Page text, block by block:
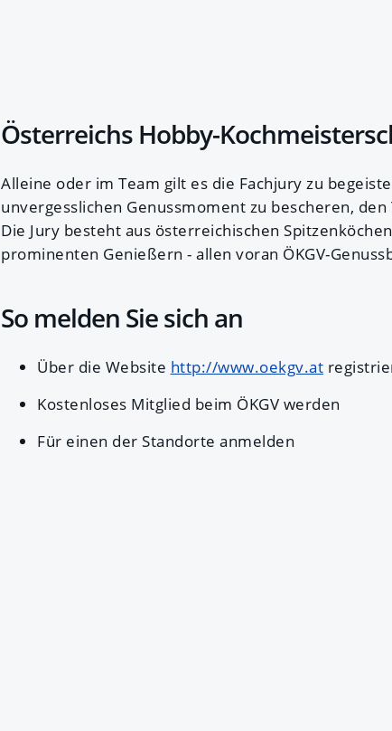
Österreichs Hobby-
Alleine oder im Team gilt es die Fachjury zu
unvergesslichen Genussmoment zu bescheren,
Die Jury besteht aus österreichischen
prominenten Genießern - allen voran ÖKGV-
So melden Sie sich an
Über die Website http://www.oekgv.at
Kostenloses Mitglied beim ÖKGV werden
Für einen der Standorte anmelden